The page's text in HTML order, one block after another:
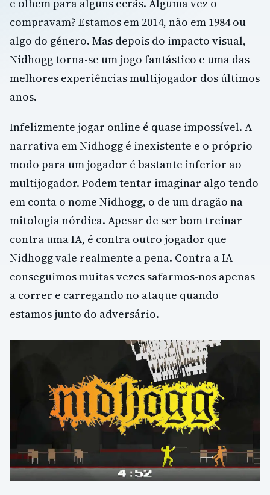
e olhem para alguns ecrãs. Alguma vez o
compravam? Estamos em 2014, não em 1984 ou
algo do género. Mas depois do impacto visual,
Nidhogg torna-se um jogo fantástico e uma das
melhores experiências multijogador dos últimos
anos.
Infelizmente jogar online é quase impossível. A
narrativa em Nidhogg é inexistente e o próprio
modo para um jogador é bastante inferior ao
multijogador. Podem tentar imaginar algo tendo
em conta o nome Nidhogg, o de um dragão na
mitologia nórdica. Apesar de ser bom treinar
contra uma IA, é contra outro jogador que
Nidhogg vale realmente a pena. Contra a IA
conseguimos muitas vezes safarmos-nos apenas
a correr e carregando no ataque quando
estamos junto do adversário.